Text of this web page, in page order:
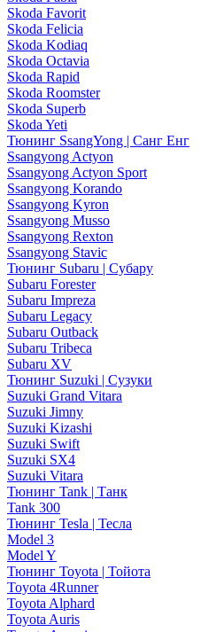
Skoda Favorit
Skoda Felicia
Skoda Kodiaq
Skoda Octavia
Skoda Rapid
Skoda Roomster
Skoda Superb
Skoda Yeti
Тюнинг SsangYong | Санг Енг
Ssangyong Actyon
Ssangyong Actyon Sport
Ssangyong Korando
Ssangyong Kyron
Ssangyong Musso
Ssangyong Rexton
Ssangyong Stavic
Тюнинг Subaru | Субару
Subaru Forester
Subaru Impreza
Subaru Legacy
Subaru Outback
Subaru Tribeca
Subaru XV
Тюнинг Suzuki | Сузуки
Suzuki Grand Vitara
Suzuki Jimny
Suzuki Kizashi
Suzuki Swift
Suzuki SX4
Suzuki Vitara
Тюнинг Tank | Танк
Tank 300
Тюнинг Tesla | Тесла
Model 3
Model Y
Тюнинг Toyota | Тойота
Toyota 4Runner
Toyota Alphard
Toyota Auris